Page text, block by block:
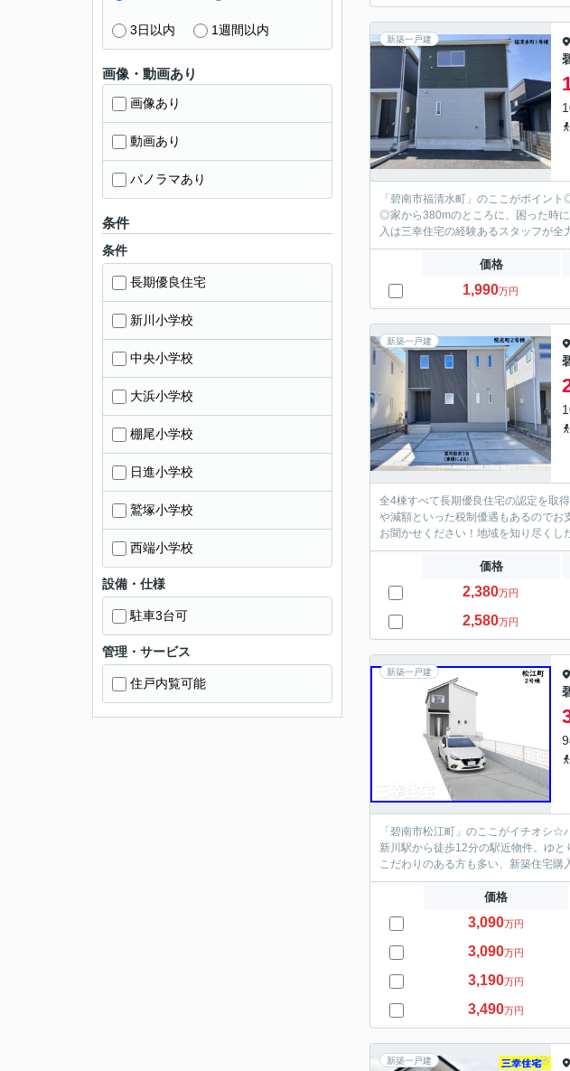
新築一戸建
「碧南市福清水町」のここがポイン
◎家から380mのところに、困った時
入は三幸住宅の経験あるスタッフが
価格
1,990万円
新築一戸建
全4棟すべて長期優良住宅の認定を取
や減額といった税制優遇もあるので
お聞かせください！地域を知り尽くし
価格
2,380万円
2,580万円
新築一戸建
「碧南市松江町」のここがイチオシ
新川駅から徒歩12分の駅近物件。ゆ
こだわりのある方も多い、新築住宅
価格
3,090万円
3,090万円
3,190万円
3,490万円
新築一戸建
3日以内 1週間以内
画像・動画あり
画像あり
動画あり
パノラマあり
条件
条件
長期優良住宅
新川小学校
中央小学校
大浜小学校
棚尾小学校
日進小学校
鷲塚小学校
西端小学校
設備・仕様
駐車3台可
管理・サービス
住戸内覧可能